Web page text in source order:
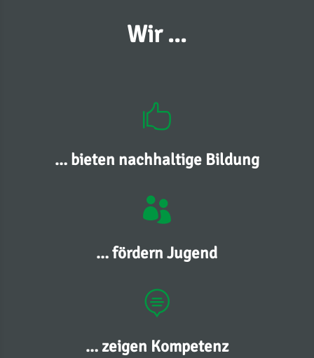
Wir …

… bieten nachhaltige Bildung

… fördern Jugend

… zeigen Kompetenz